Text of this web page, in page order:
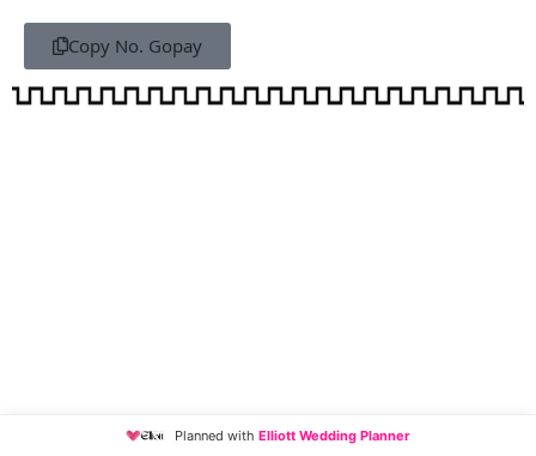
Copy No. Gopay
Planned with Elliott Wedding Planner